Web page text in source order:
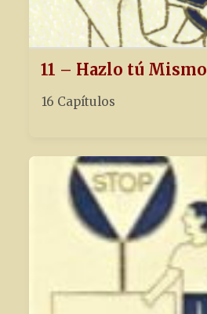
11 – Hazlo tú Mismo
16 Capítulos